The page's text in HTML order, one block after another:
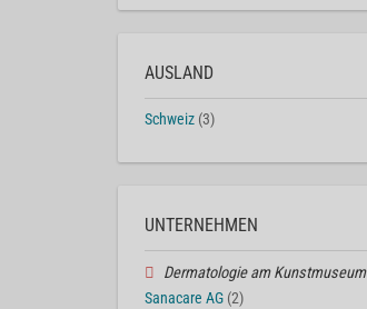
AUSLAND
Schweiz (3)
UNTERNEHMEN
Dermatologie am Kunstmuseum
Sanacare AG (2)